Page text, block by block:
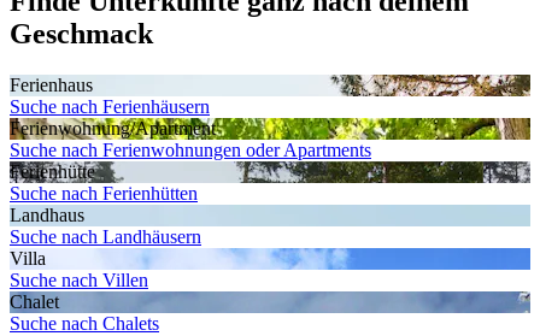
Geschmack
Ferienhaus
Suche nach Ferienhäusern
Ferienwohnung/Apartment
Suche nach Ferienwohnungen oder Apartments
Ferienhütte
Suche nach Ferienhütten
Landhaus
Suche nach Landhäusern
Villa
Suche nach Villen
Chalet
Suche nach Chalets